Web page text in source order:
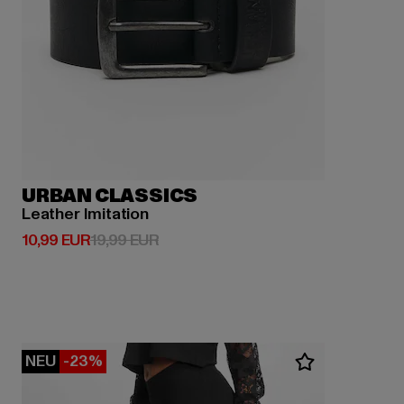
URBAN CLASSICS
Leather Imitation
10,99 EUR
Derzeitiger Preis: 10,99 EUR
19,99 EURAktionspreis: 19,99 EUR
NEU -23%